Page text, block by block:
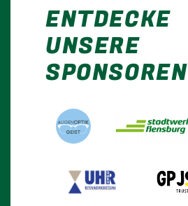
ENTDECKE
UNSERE
SPONSOREN